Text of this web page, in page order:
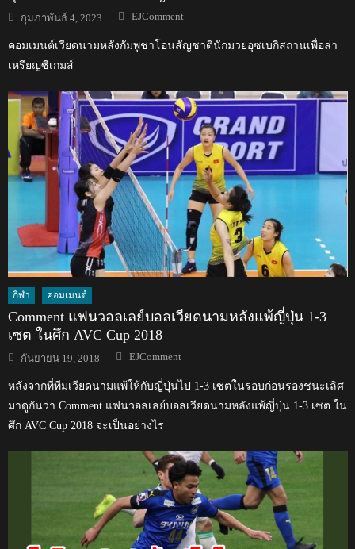
Posted
on
กุมภาพันธ์ 4, 2023 Author
EJComment
คอมเมนต์เวียดนามหลังกัมพูชาโอนสัญชาตินักมวยอุซเบกิสถานเพื่อล่า
เหรียญซีเกมส์
กีฬา คอมเมนต์
Comment แฟนวอลเลย์บอลเวียดนามหลังแพ้ญี่ปุ่น 1-3
เซต ในศึก AVC Cup 2018
Posted
on
กันยายน 19, 2018 Author
EJComment
หลังจากที่ทีมเวียดนามแพ้ให้กับญี่ปุ่นไป 1-3 เซตในรอบก่อนรองชนะเลิศ
มาดูกันว่า Comment แฟนวอลเลย์บอลเวียดนามหลังแพ้ญี่ปุ่น 1-3 เซต ใน
ศึก AVC Cup 2018 จะเป็นอย่างไร